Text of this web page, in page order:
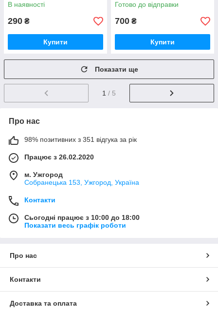
В наявності
290 ₴
Купити
Готово до відправки
700 ₴
Купити
Показати ще
1 / 5
Про нас
98% позитивних з 351 відгука за рік
Працює з 26.02.2020
м. Ужгород
Собранецька 153, Ужгород, Україна
Контакти
Сьогодні працює з 10:00 до 18:00
Показати весь графік роботи
Про нас
Контакти
Доставка та оплата